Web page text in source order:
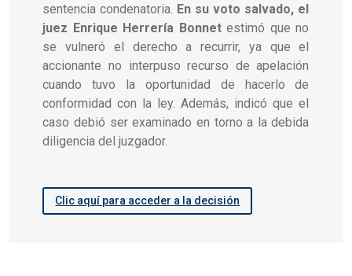
sentencia condenatoria. En su voto salvado, el
juez Enrique Herrería Bonnetestimó que no
se vulneró el derecho a recurrir, ya que el
accionante no interpuso recurso de apelación
cuando tuvo la oportunidad de hacerlo de
conformidad con la ley. Además, indicó que el
caso debió ser examinado en torno a la debida
diligencia del juzgador.
Clic aquí para acceder a la decisión